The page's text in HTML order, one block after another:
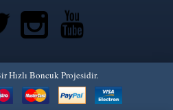
Hızlı Boncuk Projesidir.